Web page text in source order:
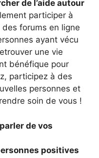
de l’aide autour
participer à
forums en ligne
ayant vécu
une vie
bénéfique pour
participez à des
personnes et
soin de vous !
de vos
positives